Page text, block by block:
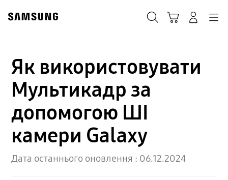
content
Як використовувати
Мультикадр за
допомогою ШІ
камери Galaxy
Дата останнього оновлення : 06.12.2024